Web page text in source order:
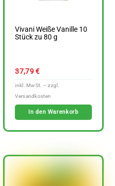
Vivani Weiße Vanille 10
Stück zu 80 g
37,79€
In den Warenkorb